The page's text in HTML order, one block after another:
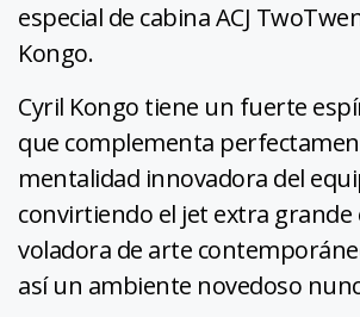
especial de cabina ACJ
Kongo.
Cyril Kongo tiene un fuerte
que complementa
mentalidad innovadora del
convirtiendo el jet extra grande
voladora de arte
así un ambiente novedoso